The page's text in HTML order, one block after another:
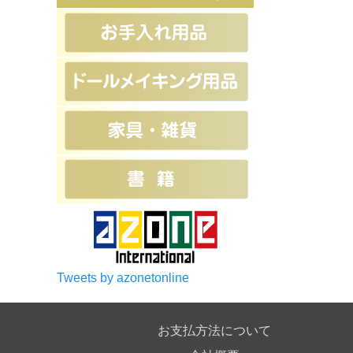
Tweets by azonetonline
お支払方法について